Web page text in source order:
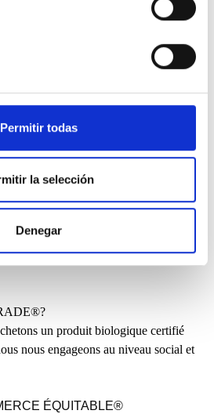
Permitir todas
la selección
Denegar
créative, audacieuse. L’endroit où
futur meilleur.
localement du début à la fin. Elles
certains modèles sont produits
un produit biologique certifié
nous engageons au niveau social et
ÉQUITABLE®